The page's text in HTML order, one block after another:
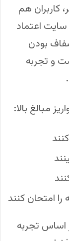
کاربران هم
سایت اعتماد
بودن
و تجربه
مبالغ بالا:
را امتحان کنند
تجربه